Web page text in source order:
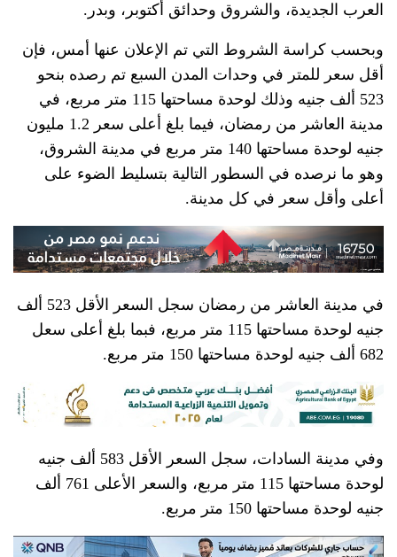
العرب الجديدة، والشروق وحدائق أكتوبر، وبدر.
وبحسب كراسة الشروط التي تم الإعلان عنها أمس، فإن
أقل سعر للمتر في وحدات المدن السبع تم رصده بنحو
523 ألف جنيه وذلك لوحدة مساحتها 115 متر مربع، في
مدينة العاشر من رمضان، فيما بلغ أعلى سعر 1.2 مليون
جنيه لوحدة مساحتها 140 متر مربع في مدينة الشروق،
وهو ما نرصده في السطور التالية بتسليط الضوء على
أعلى وأقل سعر في كل مدينة.
في مدينة العاشر من رمضان سجل السعر الأقل 523 ألف
جنيه لوحدة مساحتها 115 متر مربع، فبما بلغ أعلى سعل
682 ألف جنيه لوحدة مساحتها 150 متر مربع.
وفي مدينة السادات، سجل السعر الأقل 583 ألف جنيه
لوحدة مساحتها 115 متر مربع، والسعر الأعلى 761 ألف
جنيه لوحدة مساحتها 150 متر مربع.